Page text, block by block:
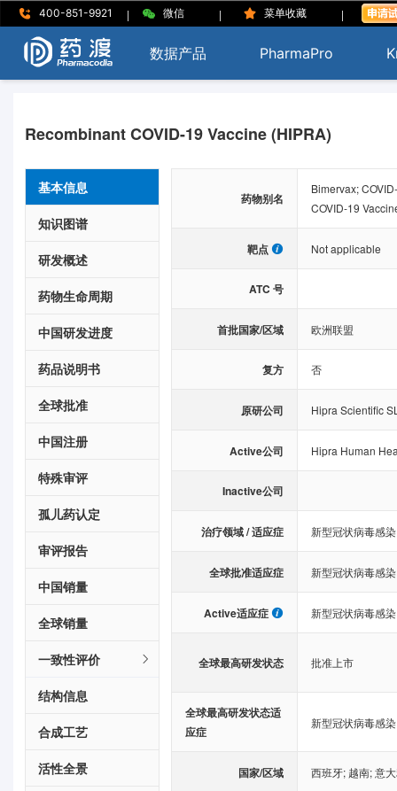
400-851-9921 | 微信 | 菜单收藏 |
数据产品 PharmaPro
Recombinant COVID-19 Vaccine (HIPRA)
基本信息
知识图谱
研发概述
药物生命周期
中国研发进度
药品说明书
全球批准
中国注册
特殊审评
孤儿药认定
审评报告
中国销量
全球销量
一致性评价
结构信息
合成工艺
活性全景
药物别名
Bimervax;
COVID-19
靶点 Not applicable
ATC 号
首批国家/区域 欧洲联盟
复方 否
原研公司 Hipra Scientific
Active公司 Hipra Human
Inactive公司
治疗领域 / 适应症 新型冠状病毒感染
全球批准适应症 新型冠状病毒感染
Active适应症 新型冠状病毒感染
全球最高研发状态 批准上市
全球最高研发状态适
应症
新型冠状病毒感染
国家/区域 西班牙; 越南;意